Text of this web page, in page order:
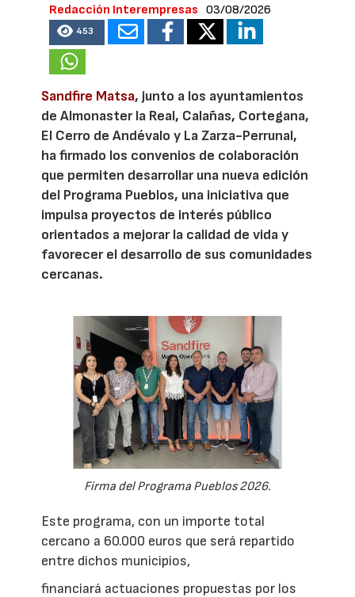
Redacción Interempresas 03/08/2026
453
Sandfire Matsa, junto a los ayuntamientos
de Almonaster la Real, Calañas, Cortegana,
El Cerro de Andévalo y La Zarza-Perrunal,
ha firmado los convenios de colaboración
que permiten desarrollar una nueva edición
del Programa Pueblos, una iniciativa que
impulsa proyectos de interés público
orientados a mejorar la calidad de vida y
favorecer el desarrollo de sus comunidades
cercanas.
Firma del Programa Pueblos 2026.
Este programa, con un importe total
cercano a 60.000 euros que será repartido
entre dichos municipios,
financiará actuaciones propuestas por los